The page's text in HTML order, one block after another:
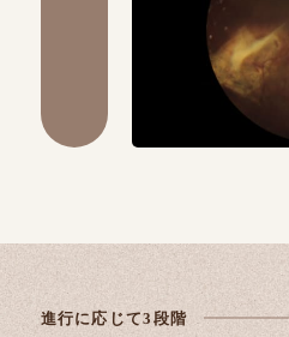
進行に応じて3段階